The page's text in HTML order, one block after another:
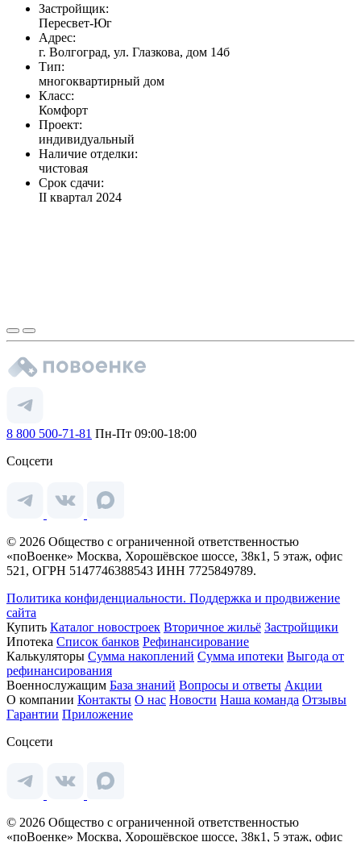
Застройщик:
Пересвет-Юг
Адрес:
г. Волгоград, ул. Глазкова, дом 14б
Тип:
многоквартирный дом
Класс:
Комфорт
Проект:
индивидуальный
Наличие отделки:
чистовая
Срок сдачи:
II квартал 2024
8 800 500-71-81 Пн-Пт 09:00-18:00
Соцсети
© 2026 Общество с ограниченной ответственностью
«поВоенке» Москва, Хорошёвское шоссе, 38к1, 5 этаж, офис
521, ОГРН 5147746388543 ИНН 7725849789.
Политика конфиденциальности. Поддержка и продвижение
сайта
Купить Каталог новостроек Вторичное жильё Застройщики
Ипотека Список банков Рефинансирование
Калькуляторы Сумма накоплений Сумма ипотеки Выгода от
рефинансирования
Военнослужащим База знаний Вопросы и ответы Акции
О компании Контакты О нас Новости Наша команда Отзывы
Гарантии Приложение
Соцсети
© 2026 Общество с ограниченной ответственностью
«поВоенке» Москва, Хорошёвское шоссе, 38к1, 5 этаж, офис